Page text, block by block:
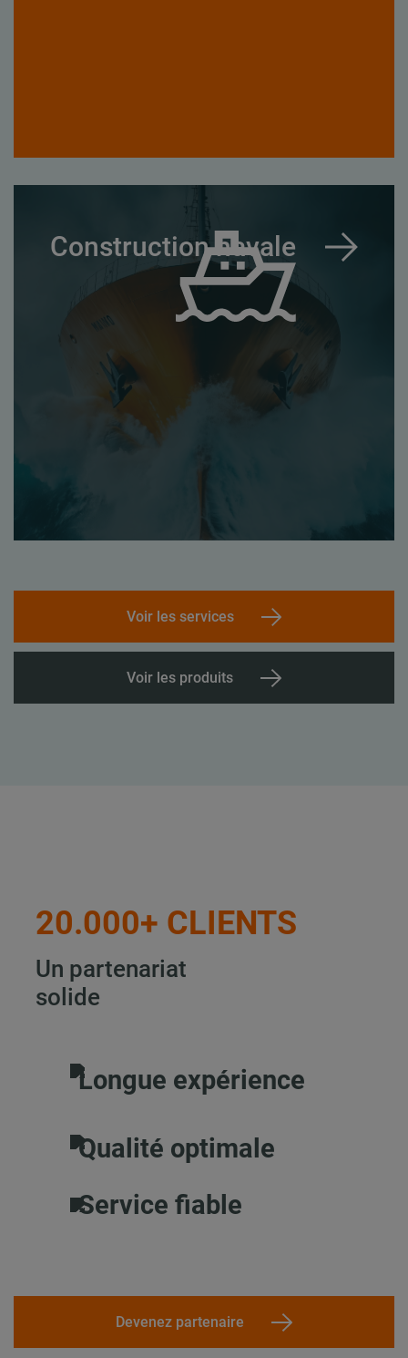
Construction navale
Voir les services
Voir les produits
20.000+ CLIENTS
Un partenariat
solide
Longue expérience
Qualité optimale
Service fiable
Devenez partenaire